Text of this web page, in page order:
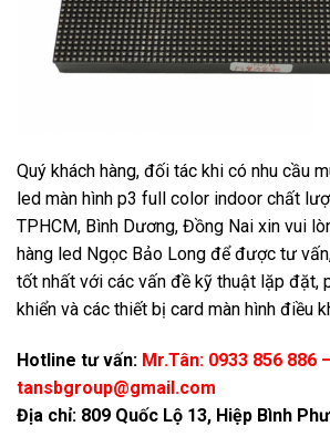
Quý khách hàng, đối tác khi có nhu cầu
led màn hình p3 full color indoor chất
TPHCM, Bình Dương, Đồng Nai xin vui
hàng led Ngọc Bảo Long để được tư
tốt nhất với các vấn đề kỹ thuật lặp đặt,
khiển và các thiết bị card màn hình điều
Hotline tư vấn: Mr.Tân: 0933 856 886
tansbgroup@gmail.com
Địa chỉ: 809 Quốc Lộ 13, Hiệp Bình